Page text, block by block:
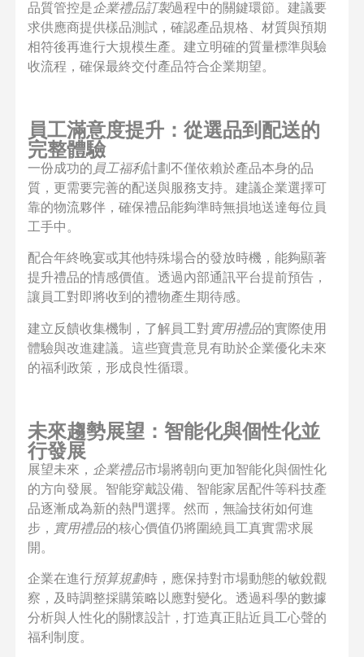
品質管控是企業禮品訂製過程中的關鍵環節。建議要
求供應商提供樣品測試，確認產品規格、材質與預期
相符後再進行大規模生產。建立明確的質量標準與驗
收流程，確保最終交付產品符合企業期望。
員工滿意度提升：從選品到配送的
完整體驗
一份成功的員工福利計劃不僅依賴於產品本身的品
質，更需要完善的配送與服務支持。建議企業選擇可
靠的物流夥伴，確保禮品能夠準時無損地送達每位員
工手中。
配合年終晚宴或其他特殊場合的發放時機，能夠顯著
提升禮品的情感價值。透過內部通訊平台提前預告，
讓員工對即將收到的禮物產生期待感。
建立反饋收集機制，了解員工對實用禮品的實際使用
體驗與改進建議。這些寶貴意見有助於企業優化未來
的福利政策，形成良性循環。
未來趨勢展望：智能化與個性化並
行發展
展望未來， 企業禮品市場將朝向更加智能化與個性化
的方向發展。智能穿戴設備、智能家居配件等科技產
品逐漸成為新的熱門選擇。然而，無論技術如何進
步， 實用禮品的核心價值仍將圍繞員工真實需求展
開。
企業在進行預算規劃時，應保持對市場動態的敏銳觀
察，及時調整採購策略以應對變化。透過科學的數據
分析與人性化的關懷設計，打造真正貼近員工心聲的
福利制度。